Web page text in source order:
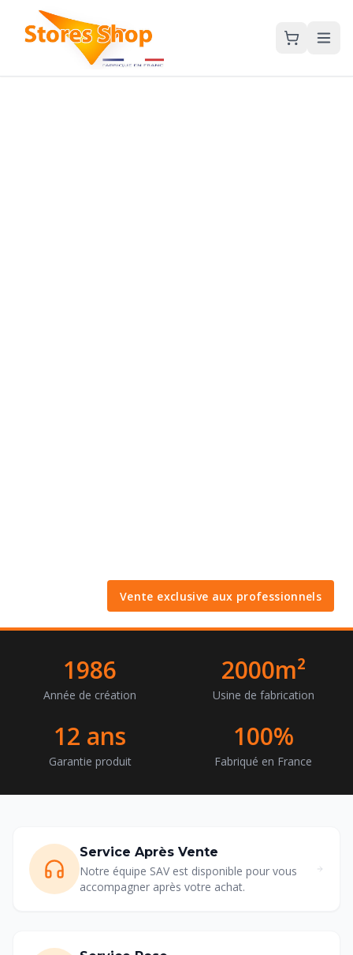
Vente exclusive aux professionnels
1986
Année de création
2000m²
Usine de fabrication
12 ans
Garantie produit
100%
Fabriqué en France
Service Après Vente
Notre équipe SAV est disponible pour vous
accompagner après votre achat.